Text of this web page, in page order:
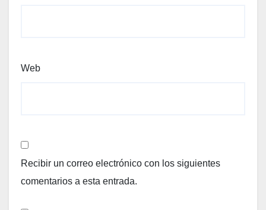
Web
Recibir un correo electrónico con los siguientes
comentarios a esta entrada.